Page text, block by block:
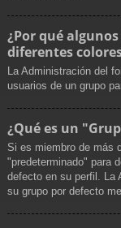
¿Por qué
diferentes
La Administración del
usuarios de un grupo
¿Qué es un
Si es miembro de más
"predeterminado" para
defecto en su perfil. La
su grupo por defecto